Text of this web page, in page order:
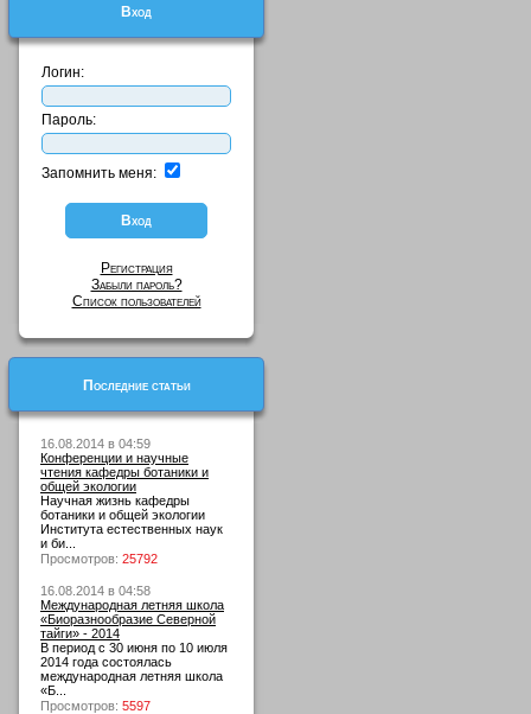
Вход
Логин:
Пароль:
Запомнить меня:
Регистрация
Забыли пароль?
Список пользователей
Последние статьи
16.08.2014 в 04:59
Конференции и научные
чтения кафедры ботаники и
общей экологии
Научная жизнь кафедры
ботаники и общей экологии
Института естественных наук
и би...
Просмотров: 25792
16.08.2014 в 04:58
Международная летняя школа
«Биоразнообразие Северной
тайги» - 2014
В период с 30 июня по 10 июля
2014 года состоялась
международная летняя школа
«Б...
Просмотров: 5597